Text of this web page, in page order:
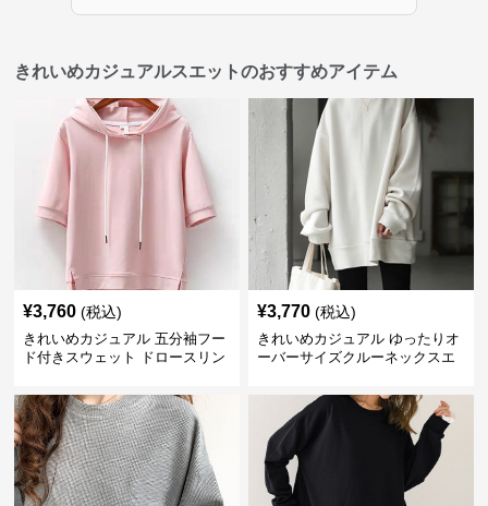
きれいめカジュアルスエットのおすすめアイテム
¥3,760 (税込)
きれいめカジュアル 五分袖フー
ド付きスウェット ドロースリン
¥3,770 (税込)
きれいめカジュアル ゆったりオ
ーバーサイズクルーネックスエ